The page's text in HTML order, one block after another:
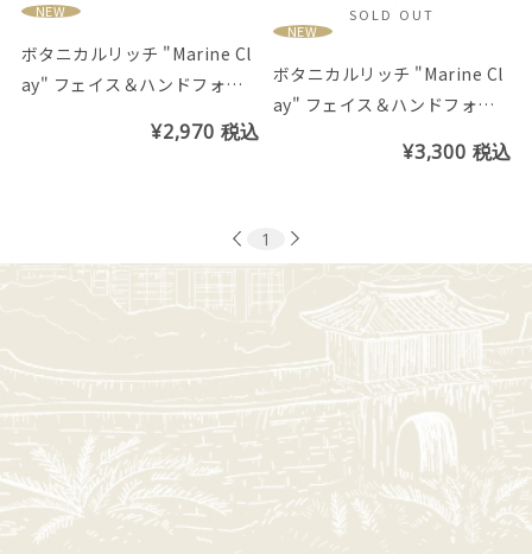
NEW
ボタニカルリッチ "Marine Cl
ay" フェイス＆ハンドフォー
¥2,970 税込
SOLD OUT
NEW
ボタニカルリッチ "Marine Cl
ay" フェイス＆ハンドフォー
¥3,300 税込
1